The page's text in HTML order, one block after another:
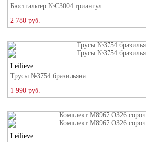
Бюстгальтер №C3004 триангул
2 780 руб.
Leilieve
Трусы №3754 бразильяна
1 990 руб.
Leilieve